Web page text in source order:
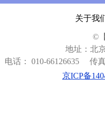
关于我
©
地址：北
电话： 010-66126635
传
京ICP备